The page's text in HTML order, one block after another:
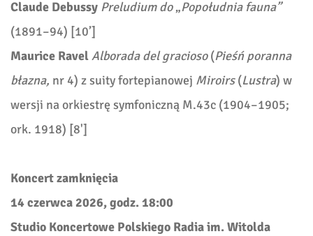
Claude Debussy Preludium do„Popołudnia fauna”
(1891–94) [10’]
Maurice Ravel Alborada del gracioso(Pieśń poranna
błazna, nr 4) z suity fortepianowej Miroirs(Lustra) w
wersji na orkiestrę symfoniczną M.43c (1904–1905;
ork. 1918) [8']
Koncert zamknięcia
14 czerwca 2026, godz. 18:00
Studio Koncertowe Polskiego Radia im. Witolda